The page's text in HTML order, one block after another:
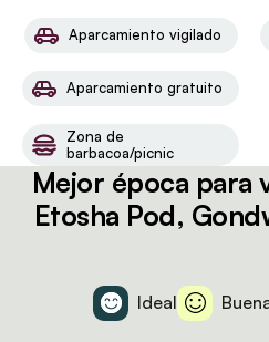
Aparcamiento vigilado
Aparcamiento gratuito
Zona de
barbacoa/picnic
Mejor época para
Etosha Pod,
Ideal